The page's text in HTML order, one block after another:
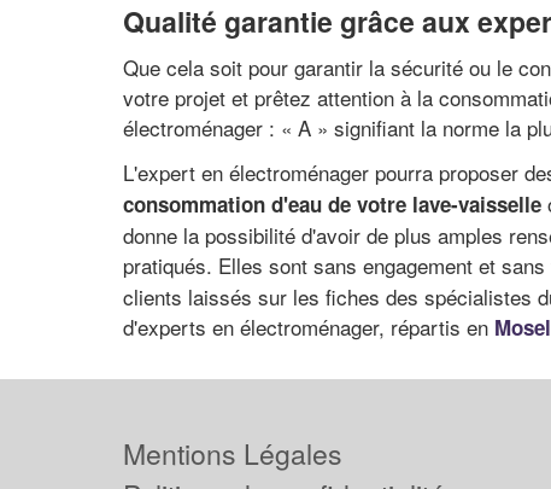
Qualité garantie grâce aux
Que cela soit pour garantir la sécurité ou le
votre projet et prêtez attention à la
électroménager : « A » signifiant la norme la
L'expert en électroménager pourra proposer
consommation d'eau de votre lave-vaisselle
donne la possibilité d'avoir de plus amples
pratiqués. Elles sont sans engagement et
clients laissés sur les fiches des spécialistes
d'experts en électroménager, répartis en
Mentions Légales